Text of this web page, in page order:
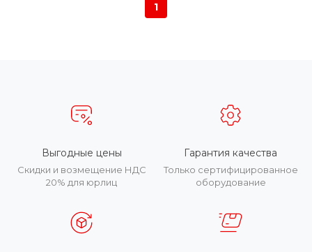
1
Выгодные цены
Скидки и возмещение НДС
20% для юрлиц
Гарантия качества
Только сертифицированное
оборудование